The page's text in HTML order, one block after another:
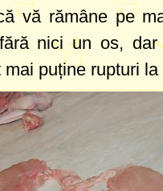
vă rămâne pe
nici un os,
puține rupturi la